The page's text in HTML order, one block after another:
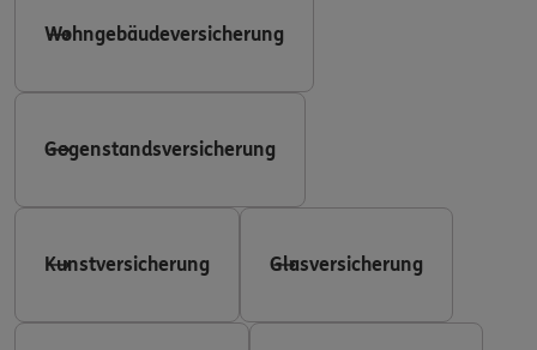
Wohngebäudeversicherung
Gegenstandsversicherung
Kunstversicherung Glasversicherung